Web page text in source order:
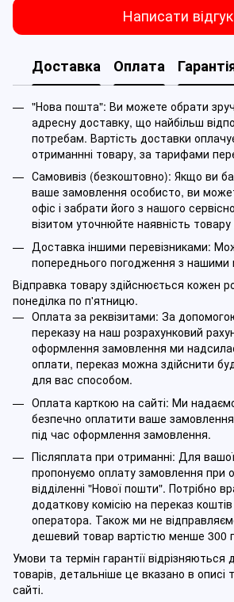
Написати відгук
Доставка Оплата
"Нова пошта": Ви можете обрати
адресну доставку, що найбільш
потребам. Вартість доставки
отриманнні товару, за тарифами
Самовивіз (безкоштовно): Якщо ви
ваше замовлення особисто, ви
офіс і забрати його з нашого
візитом уточнюйте наявність товару
Доставка іншими перевізниками:
попереднього погодження з
Відправка товару здійснюється кожен
понеділка по п'ятницю.
Оплата за реквізитами: За
переказу на наш розрахунковий
оформлення замовлення ми
оплати, переказ можна здійснити
для вас способом.
Оплата карткою на сайті: Ми
безпечно оплатити ваше
під час оформлення замовлення.
Післяплата при отриманні: Для
пропонуємо оплату замовлення при
відділенні "Нової пошти". Потрібно
додаткову комісію на переказ
оператора. Також ми не
дешевий товар вартістю менше 300
Умови та термін гарантії відрізняються
товарів, детальніше це вказано в
сайті.